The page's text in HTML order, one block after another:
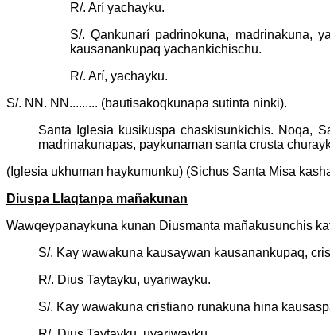
R/. Arí yachayku.
S/. Qankunarí padrinokuna, madrinakuna,
kausanankupaq yachankichischu.
R/. Arí, yachayku.
S/. NN. NN......... (bautisakoqkunapa sutinta ninki).
Santa Iglesia kusikuspa chaskisunkichis. Noqa,
madrinakunapas, paykunaman santa crusta
(Iglesia ukhuman haykumunku) (Sichus Santa Misa
Diuspa Llaqtanpa mañakunan
Wawqeypanaykuna kunan Diusmanta mañakusunchis
S/. Kay wawakuna kausaywan kausanankupaq,
R/. Dius Taytayku, uyariwayku.
S/. Kay wawakuna cristiano runakuna hina